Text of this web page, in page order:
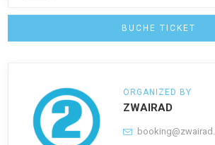
BUCHE TICKET
ORGANIZED BY
ZWAIRAD